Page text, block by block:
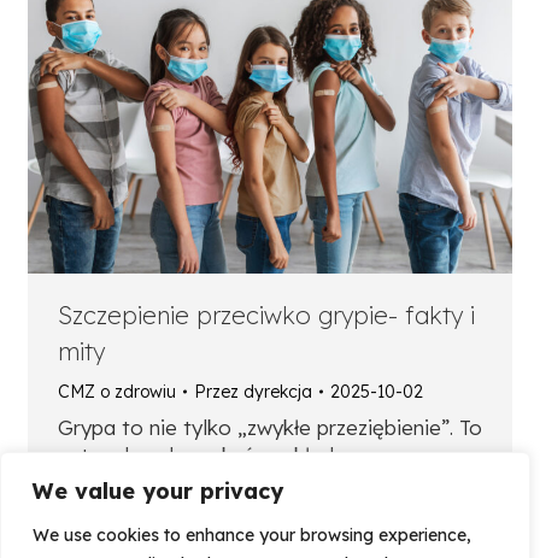
We value your privacy
We use cookies to enhance your browsing experience,
Szczepienie przeciwko grypie- fakty i
mity
CMZ o zdrowiu Przez dyrekcja 2025-10-02
Grypa to nie tylko „zwykłe przeziębienie”. To
ostra choroba zakaźna układu
oddechowego wywołana zakażeniem
wirusem grypy.
Grypa nie zna granic. Przenosi się